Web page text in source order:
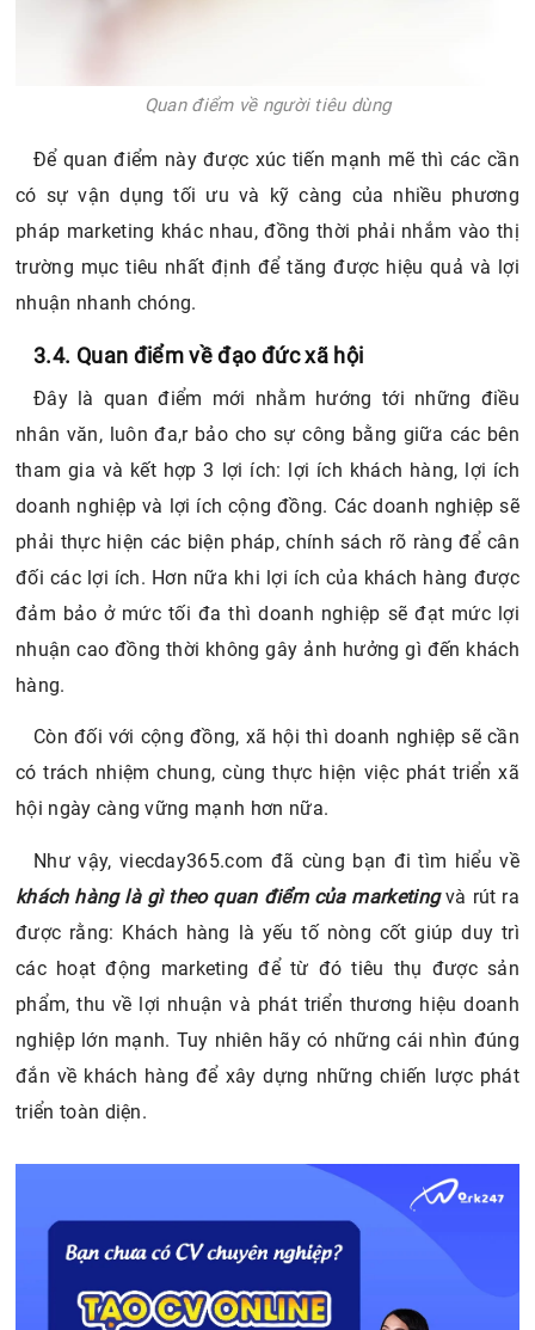
Quan điểm về người tiêu dùng
Để quan điểm này được xúc tiến mạnh mẽ thì các cần
có sự vận dụng tối ưu và kỹ càng của nhiều phương
pháp marketing khác nhau, đồng thời phải nhắm vào thị
trường mục tiêu nhất định để tăng được hiệu quả và lợi
nhuận nhanh chóng.
3.4. Quan điểm về đạo đức xã hội
Đây là quan điểm mới nhằm hướng tới những điều
nhân văn, luôn đa,r bảo cho sự công bằng giữa các bên
tham gia và kết hợp 3 lợi ích: lợi ích khách hàng, lợi ích
doanh nghiệp và lợi ích cộng đồng. Các doanh nghiệp sẽ
phải thực hiện các biện pháp, chính sách rõ ràng để cân
đối các lợi ích. Hơn nữa khi lợi ích của khách hàng được
đảm bảo ở mức tối đa thì doanh nghiệp sẽ đạt mức lợi
nhuận cao đồng thời không gây ảnh hưởng gì đến khách
hàng.
Còn đối với cộng đồng, xã hội thì doanh nghiệp sẽ cần
có trách nhiệm chung, cùng thực hiện việc phát triển xã
hội ngày càng vững mạnh hơn nữa.
Như vậy, viecday365.com đã cùng bạn đi tìm hiểu về
khách hàng là gì theo quan điểm của marketingvà rút ra
được rằng: Khách hàng là yếu tố nòng cốt giúp duy trì
các hoạt động marketing để từ đó tiêu thụ được sản
phẩm, thu về lợi nhuận và phát triển thương hiệu doanh
nghiệp lớn mạnh. Tuy nhiên hãy có những cái nhìn đúng
đắn về khách hàng để xây dựng những chiến lược phát
triển toàn diện.